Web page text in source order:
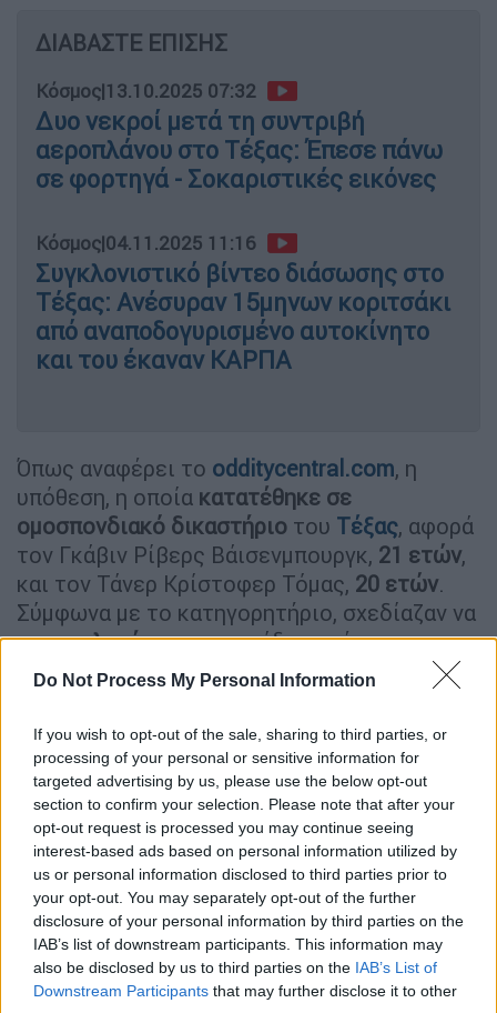
Do Not Process My Personal Information
If you wish to opt-out of the sale, sharing to third parties, or
processing of your personal or sensitive information for
targeted advertising by us, please use the below opt-out
section to confirm your selection. Please note that after your
opt-out request is processed you may continue seeing
interest-based ads based on personal information utilized by
us or personal information disclosed to third parties prior to
your opt-out. You may separately opt-out of the further
disclosure of your personal information by third parties on the
IAB’s list of downstream participants. This information may
also be disclosed by us to third parties on the IAB’s List of
Downstream Participants that may further disclose it to other
ΔΙΑΒΑΣΤΕ ΕΠΙΣΗΣ
Κόσμος|13.10.2025 07:32
Δυο νεκροί μετά τη συντριβή
αεροπλάνου στο Τέξας: Έπεσε πάνω
σε φορτηγά - Σοκαριστικές εικόνες
Κόσμος|04.11.2025 11:16
Συγκλονιστικό βίντεο διάσωσης στο
Τέξας: Ανέσυραν 15μηνων κοριτσάκι
από αναποδογυρισμένο αυτοκίνητο
και του έκαναν ΚΑΡΠΑ
Όπως αναφέρει το odditycentral.com, η
υπόθεση, η οποία κατατέθηκε σε
ομοσπονδιακό δικαστήριο του Τέξας, αφορά
τον Γκάβιν Ρίβερς Βάισενμπουργκ, 21 ετών,
και τον Τάνερ Κρίστοφερ Τόμας, 20 ετών.
Σύμφωνα με το κατηγορητήριο, σχεδίαζαν να
στρατολογήσουνμια ομάδα αστέγων, να
αγοράσουνένα ιστιοφόρο και νακαταλάβουν
στο Γκονάβε, ένα νησί στα
ανοικτά των ακτώντης Αϊτής με πληθυσμό
περίπου 87.000 κατοίκους.
Θα εξόντωναν τους άνδρες και θα
μετέτρεπαν γυναικόπαιδα σε
σκλάβους
Οι δύο νεαροί φέρεται να σχεδίαζαν να
στρατολογήσουνάστεγους από την
Ουάσιγκτονγια να τους χρησιμοποιήσουν ως
«μισθοφορικό στρατό»κατά τη διάρκεια του